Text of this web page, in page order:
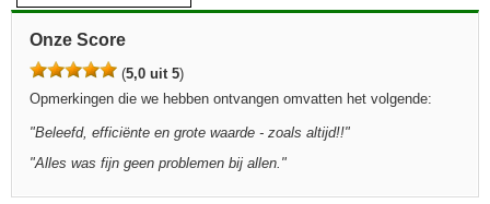
Onze Score
(5,0 uit 5)
Opmerkingen die we hebben ontvangen omvatten het volgende:
"Beleefd, efficiënte en grote waarde - zoals altijd!!"
"Alles was fijn geen problemen bij allen. "